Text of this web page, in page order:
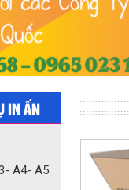
IN ẤN
A4- A5